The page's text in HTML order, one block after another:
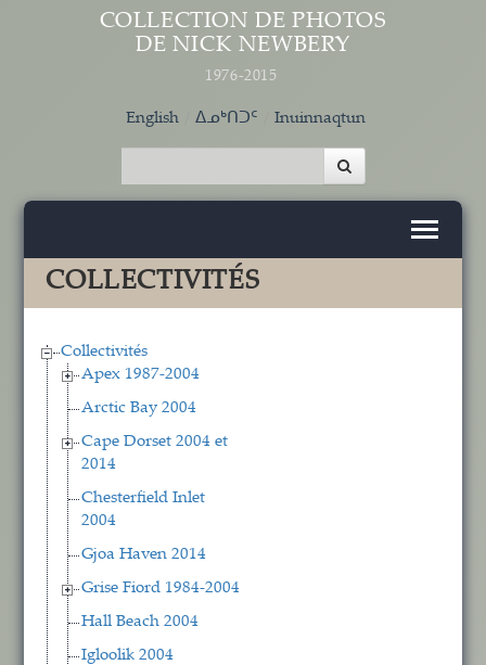
Aller au contenu principal
COLLECTION DE PHOTOS
DE NICK NEWBERY
1976-2015
English ᐃᓄᒃᑎᑐᑦ Inuinnaqtun
COLLECTIVITÉS
Collectivités
Apex 1987-2004
Arctic Bay 2004
Cape Dorset 2004 et
2014
Chesterfield Inlet
2004
Gjoa Haven 2014
Grise Fiord 1984-2004
Hall Beach 2004
Igloolik 2004